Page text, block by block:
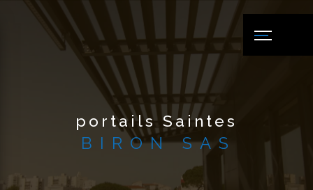
portails Saintes
BIRON SAS
Panneau de gestion des cookies